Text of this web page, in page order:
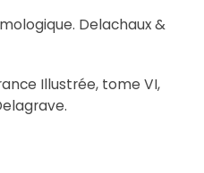
Delachaux &
Illustrée, tome VI,